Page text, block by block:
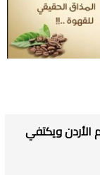
الأردن ويكتفي